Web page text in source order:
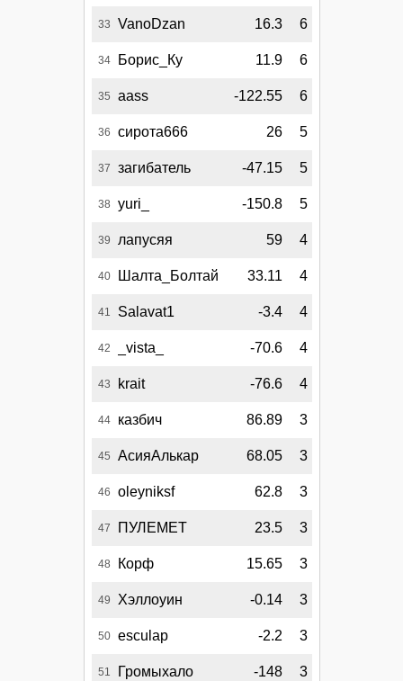
33 VanoDzan 16.3 6
34 Борис_Ку 11.9 6
35 aass -122.55 6
36 сирота666 26 5
37 загибатель -47.15 5
38 yuri_ -150.8 5
39 лапусяя 59 4
40 Шалта_Болтай 33.11 4
41 Salavat1 -3.4 4
42 _vista_ -70.6 4
43 krait -76.6 4
44 казбич 86.89 3
45 АсияАлькар 68.05 3
46 oleyniksf 62.8 3
47 ПУЛЕМЕТ 23.5 3
48 Корф 15.65 3
49 Хэллоуин -0.14 3
50 esculap -2.2 3
51 Громыхало -148 3